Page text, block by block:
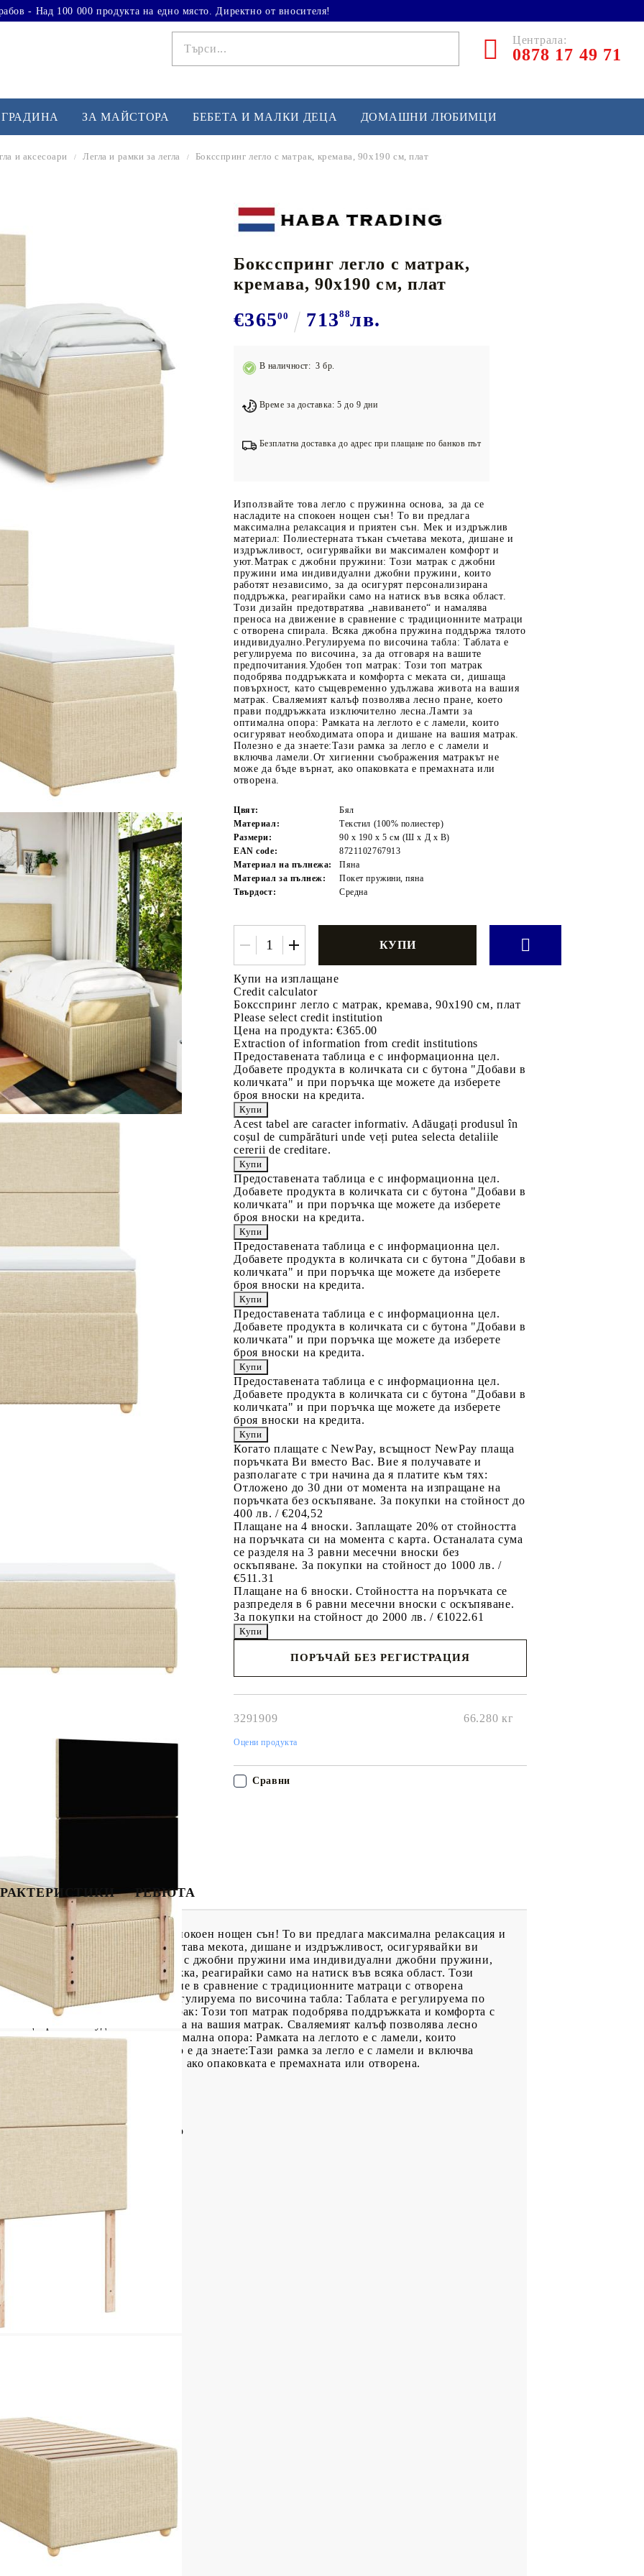
- Над 100 000 продукта на едно място. Директно от вносителя!
Централа:
0878 17 49 71
Лежанки за упражнения
Тренажори за баланс
Подложки за фитнес уреди
Лостове за набиране
Силови кули
Йога и пилатес
Баскетбол
Бейзбол и софтбол
Хокей и лакрос
Основно спортно оборудване
ЗА МАЙСТОРА БЕБЕТА И МАЛКИ ДЕЦА ДОМАШНИ ЛЮБИМЦИ
и аксесоари Легла и рамки за легла Боксспринг легло с матрак, кремава, 90x190 см, плат
Tweet
Боксспринг легло с матрак,
кремава, 90x190 см, плат
€36500 71388лв.
В наличност: 3 бр.
Време за доставка: 5 до 9 дни
Безплатна доставка до адрес при плащане по банков път
Използвайте това легло с пружинна основа, за да се
насладите на спокоен нощен сън! То ви предлага
максимална релаксация и приятен сън. Мек и издръжлив
материал: Полиестерната тъкан съчетава мекота, дишане и
издръжливост, осигурявайки ви максимален комфорт и
уют.Матрак с джобни пружини: Този матрак с джобни
пружини има индивидуални джобни пружини, които
работят независимо, за да осигурят персонализирана
поддръжка, реагирайки само на натиск във всяка област.
Този дизайн предотвратява „навиването“ и намалява
преноса на движение в сравнение с традиционните матраци
с отворена спирала. Всяка джобна пружина поддържа тялото
индивидуално.Регулируема по височина табла: Таблата е
регулируема по височина, за да отговаря на вашите
предпочитания.Удобен топ матрак: Този топ матрак
подобрява поддръжката и комфорта с меката си, дишаща
повърхност, като същевременно удължава живота на вашия
матрак. Сваляемият калъф позволява лесно пране, което
прави поддръжката изключително лесна.Ламти за
оптимална опора: Рамката на леглото е с ламели, които
осигуряват необходимата опора и дишане на вашия матрак.
Полезно е да знаете:Тази рамка за легло е с ламели и
включва ламели.От хигиенни съображения матракът не
може да бъде върнат, ако опаковката е премахната или
отворена.
Цвят:
Бял
Материал:
Текстил (100% полиестер)
Размери:
90 x 190 x 5 см (Ш x Д x В)
EAN code:
8721102767913
Материал на пълнежа:
Пяна
Материал за пълнеж:
Покет пружини, пяна
Твърдост:
Средна
Купи на изплащане
Credit calculator
Боксспринг легло с матрак, кремава, 90x190 см, плат
Please select credit institution
Цена на продукта: €365.00
Extraction of information from credit institutions
Предоставената таблица е с информационна цел.
Добавете продукта в количката си с бутона "Добави в
количката" и при поръчка ще можете да изберете
броя вноски на кредита.
Acest tabel are caracter informativ. Adăugați produsul în
coșul de cumpărături unde veți putea selecta detaliile
cererii de creditare.
Предоставената таблица е с информационна цел.
Добавете продукта в количката си с бутона "Добави в
количката" и при поръчка ще можете да изберете
броя вноски на кредита.
Предоставената таблица е с информационна цел.
Добавете продукта в количката си с бутона "Добави в
количката" и при поръчка ще можете да изберете
броя вноски на кредита.
Предоставената таблица е с информационна цел.
Добавете продукта в количката си с бутона "Добави в
количката" и при поръчка ще можете да изберете
броя вноски на кредита.
Предоставената таблица е с информационна цел.
Добавете продукта в количката си с бутона "Добави в
количката" и при поръчка ще можете да изберете
броя вноски на кредита.
Когато плащате с NewPay, всъщност NewPay плаща
поръчката Ви вместо Вас. Вие я получавате и
разполагате с три начина да я платите към тях:
Отложено до 30 дни от момента на изпращане на
поръчката без оскъпяване. За покупки на стойност до
400 лв. / €204,52
Плащане на 4 вноски. Заплащате 20% от стойността
на поръчката си на момента с карта. Останалата сума
се разделя на 3 равни месечни вноски без
оскъпяване. За покупки на стойност до 1000 лв. /
€511.31
Плащане на 6 вноски. Стойността на поръчката се
разпределя в 6 равни месечни вноски с оскъпяване.
За покупки на стойност до 2000 лв. / €1022.61
ПОРЪЧАЙ БЕЗ РЕГИСТРАЦИЯ
3291909 66.280 кг
Оцени продукта
Сравни
РЕВЮТА
основа, за да се насладите на спокоен нощен сън! То ви предлага максимална релаксация и
Полиестерната тъкан съчетава мекота, дишане и издръжливост, осигурявайки ви
с джобни пружини: Този матрак с джобни пружини има индивидуални джобни пружини,
персонализирана поддръжка, реагирайки само на натиск във всяка област. Този
и намалява преноса на движение в сравнение с традиционните матраци с отворена
тялото индивидуално.Регулируема по височина табла: Таблата е регулируема по
предпочитания.Удобен топ матрак: Този топ матрак подобрява поддръжката и комфорта с
същевременно удължава живота на вашия матрак. Сваляемият калъф позволява лесно
лесна.Ламти за оптимална опора: Рамката на леглото е с ламели, които
на вашия матрак. Полезно е да знаете:Тази рамка за легло е с ламели и включва
не може да бъде върнат, ако опаковката е премахната или отворена.
шперплат, инженерно дърво
пяна